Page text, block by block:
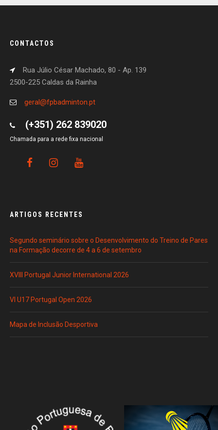
CONTACTOS
Rua Júlio César Machado, 80 - Ap. 139
2500-225 Caldas da Rainha
geral@fpbadminton.pt
(+351) 262 839020
Chamada para a rede fixa nacional
ARTIGOS RECENTES
Segundo seminário sobre o Desenvolvimento do Treino de Pares
na Formação decorre de 4 a 6 de setembro
XVIII Portugal Junior International 2026
VI U17 Portugal Open 2026
Mapa de Inclusão Desportiva